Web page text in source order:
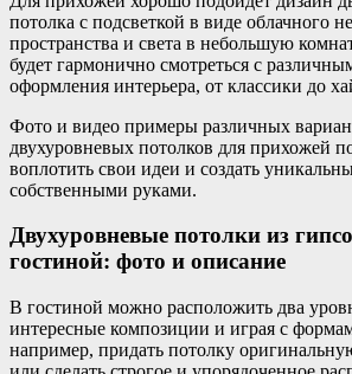
потолка с подсветкой в виде облачного
пространства и света в небольшую
будет гармонично смотреться с
оформления интерьера, от классики до
Фото и видео примеры различных
двухуровневых потолков для прихожей
воплотить свои идеи и создать
собственными руками.
Двухуровневые потолки из
гостиной: фото и описание
В гостиной можно расположить два
интересные композиции и играя с
например, придать потолку